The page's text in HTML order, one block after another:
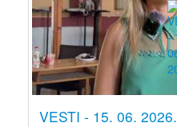
VESTI - 15. 06. 2026.